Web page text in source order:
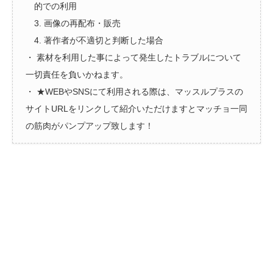
的での利用
3. 画像の再配布・販売
4. 著作者が不適切と判断した場合
・ 素材を利用した事によって発生したトラブルについて
一切責任を負いかねます。
・ ★WEBやSNSにて利用される際は、マッスルプラスの
サイトURLをリンクして紹介いただけますとマッチョ一同
の筋肉がパンプアップ致します！